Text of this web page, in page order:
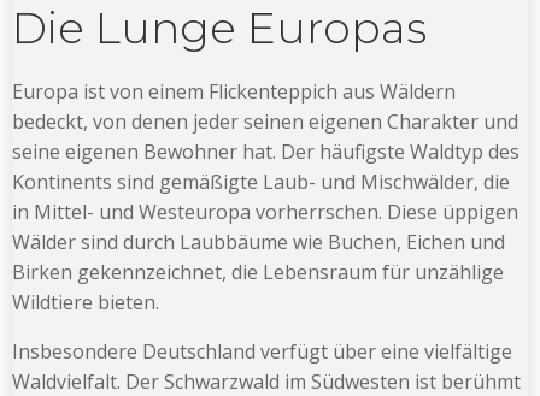
Die Lunge Europas
Europa ist von einem Flickenteppich aus Wäldern
bedeckt, von denen jeder seinen eigenen Charakter und
seine eigenen Bewohner hat. Der häufigste Waldtyp des
Kontinents sind gemäßigte Laub- und Mischwälder, die
in Mittel- und Westeuropa vorherrschen. Diese üppigen
Wälder sind durch Laubbäume wie Buchen, Eichen und
Birken gekennzeichnet, die Lebensraum für unzählige
Wildtiere bieten.
Insbesondere Deutschland verfügt über eine vielfältige
Waldvielfalt. Der Schwarzwald im Südwesten ist berühmt